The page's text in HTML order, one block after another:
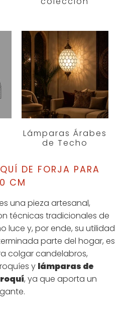
Lámparas Árabes
de Techo
DE FORJA PARA
CM
una pieza artesanal,
técnicas tradicionales de
luce y, por ende, su utilidad
parte del hogar, es
colgar candelabros,
y lámparas de
, ya que aporta un